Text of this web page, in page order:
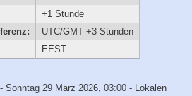
+1 Stunde
UTC/GMT +3 Stunden
EEST
Sonntag 29 März 2026, 03:00 - Lokalen